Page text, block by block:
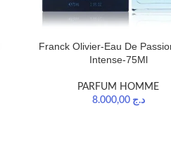
Franck Olivier-Eau De
Intense-75Ml
PARFUM HOMME
د.ج 8.000,00